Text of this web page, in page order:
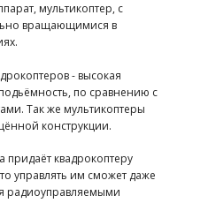
мультикоптер, с
вращающимися в
- высокая
по сравнению с
Так же мультикоптеры
конструкции.
придаёт квадрокоптеру
управлять им сможет даже
радиоуправляемыми